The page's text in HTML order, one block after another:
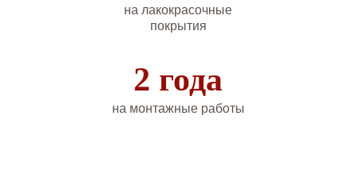
на лакокрасочные
покрытия
2 года
на монтажные работы